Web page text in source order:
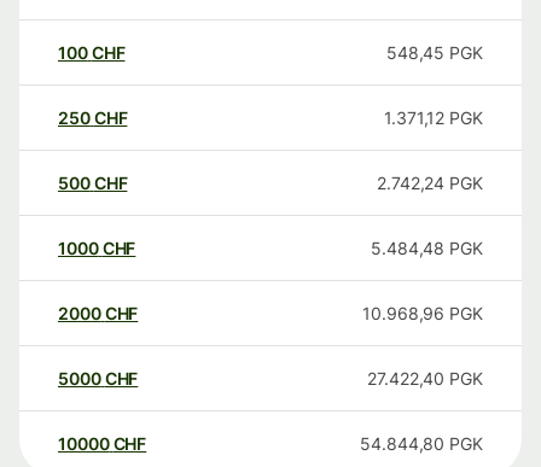
100CHF 548,45 PGK
250CHF 1.371,12 PGK
500CHF 2.742,24 PGK
1000CHF 5.484,48 PGK
2000CHF 10.968,96 PGK
5000CHF 27.422,40 PGK
10000 CHF 54.844,80 PGK